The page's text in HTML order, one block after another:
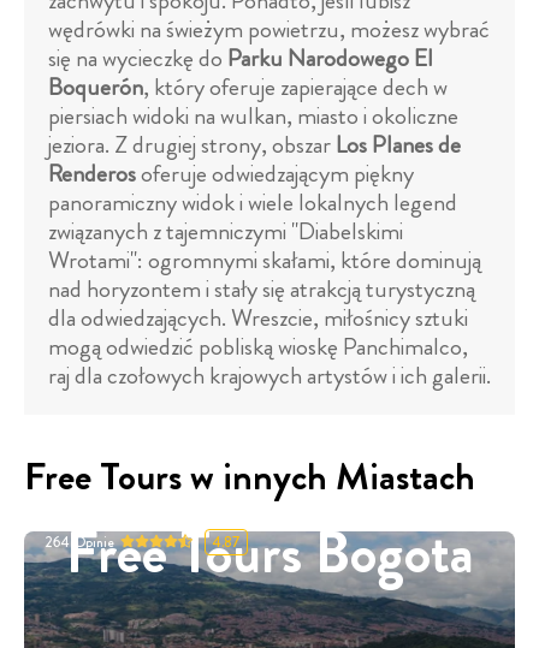
wędrówki na świeżym powietrzu, możesz wybrać
się na wycieczkę do Parku Narodowego El
Boquerón, który oferuje zapierające dech w
piersiach widoki na wulkan, miasto i okoliczne
jeziora. Z drugiej strony, obszarLos Planes de
Renderosoferuje odwiedzającym piękny
panoramiczny widok i wiele lokalnych legend
związanych z tajemniczymi "Diabelskimi
Wrotami": ogromnymi skałami, które dominują
nad horyzontem i stały się atrakcją turystyczną
dla odwiedzających. Wreszcie, miłośnicy sztuki
mogą odwiedzić pobliską wioskę Panchimalco,
raj dla czołowych krajowych artystów i ich galerii.
Free Tours w innych Miastach
Free Tours Bogota
264 Opinie 4.87